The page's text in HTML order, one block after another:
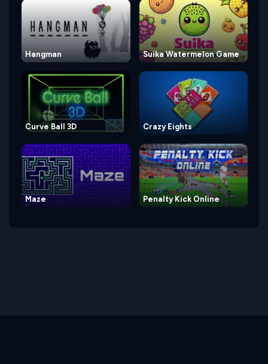
Hangman Suika Watermelon Game
Curve Ball 3D Crazy Eights
Maze Penalty Kick Online